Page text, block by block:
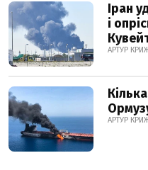
Іран
і
АРТУР
АРТУР